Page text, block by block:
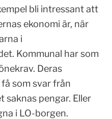
bli intressant att
ekonomi är, när
i
Kommunal har som
Deras
som svar från
saknas pengar. Eller
i LO-borgen.